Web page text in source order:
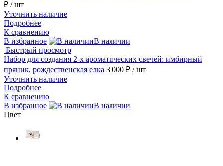
₽ / шт
Уточнить наличие
Подробнее
К сравнению
В избранное
В наличии
Быстрый просмотр
Набор для создания 2-х ароматических свечей: имбирный
пряник, рождественская елка 3 000 ₽ / шт
Уточнить наличие
Подробнее
К сравнению
В избранное
В наличии
Цвет